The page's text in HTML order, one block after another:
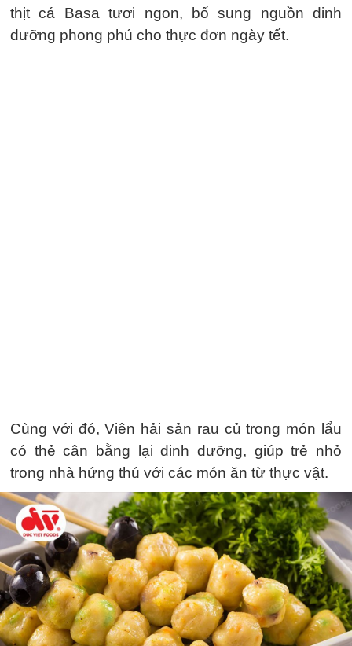
thịt cá Basa tươi ngon, bổ sung nguồn dinh
dưỡng phong phú cho thực đơn ngày tết.
Cùng với đó, Viên hải sản rau củ trong món lẩu
có thẻ cân bằng lại dinh dưỡng, giúp trẻ nhỏ
trong nhà hứng thú với các món ăn từ thực vật.